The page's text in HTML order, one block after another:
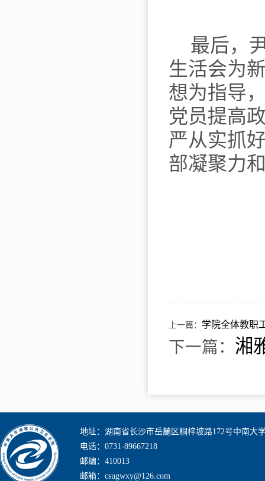
最后，
生活会为
想为指导
党员提高
严从实抓
部凝聚力
上一篇： 学院全体教职
下一篇： 湘
地址：湖南省长沙市岳麓区桐梓坡路172号中南大
电话：0731-89667218
邮编：410013
邮箱：csugwxy@126.com